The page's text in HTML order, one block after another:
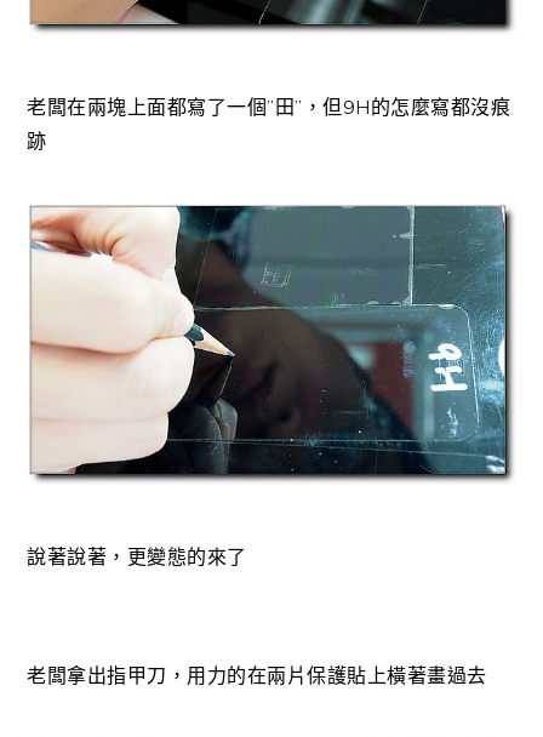
老闆在兩塊上面都寫了一個”田”，但9H的怎麼寫都沒痕
跡
說著說著，更變態的來了
老闆拿出指甲刀，用力的在兩片保護貼上橫著畫過去